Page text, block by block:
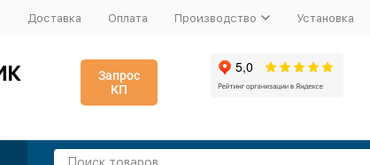
Доставка Оплата Производство Установка
Запрос
КП